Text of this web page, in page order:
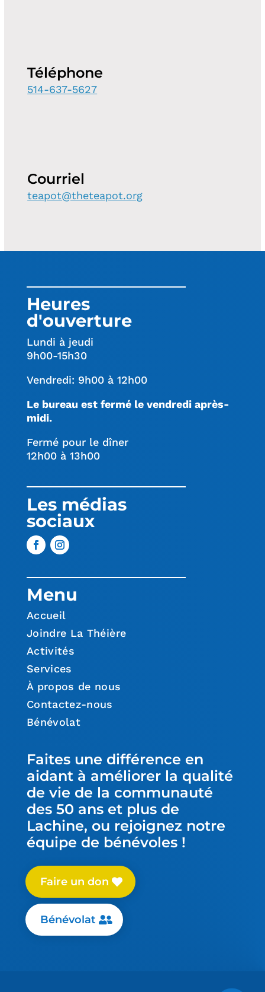
Téléphone
514-637-5627
Courriel
teapot@theteapot.org
Heures
d'ouverture
Lundi à jeudi
9h00-15h30
Vendredi: 9h00 à 12h00
Le bureau est fermé le vendredi après-
midi.
Fermé pour le dîner
12h00 à 13h00
Les médias
sociaux
Menu
Accueil
Joindre La Théière
Activités
Services
À propos de nous
Contactez-nous
Bénévolat
Faites une différence en
aidant à améliorer la qualité
de vie de la communauté
des 50 ans et plus de
Lachine, ou rejoignez notre
équipe de bénévoles !
Faire un don
Bénévolat